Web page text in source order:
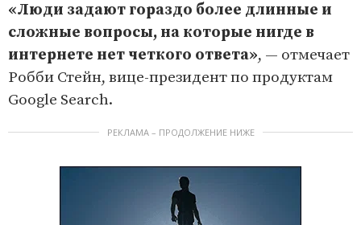
«Люди задают гораздо более длинные и
сложные вопросы, на которые нигде в
интернете нет четкого ответа», — отмечает
Робби Стейн, вице-президент по продуктам
Google Search.
РЕКЛАМА – ПРОДОЛЖЕНИЕ НИЖЕ